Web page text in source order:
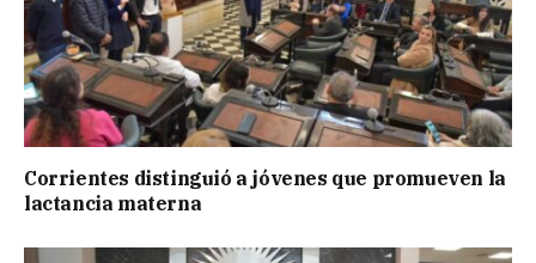
Corrientes distinguió a jóvenes que promueven la
lactancia materna